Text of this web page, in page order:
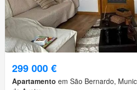
299 000 €
Apartamento em São Bernardo,